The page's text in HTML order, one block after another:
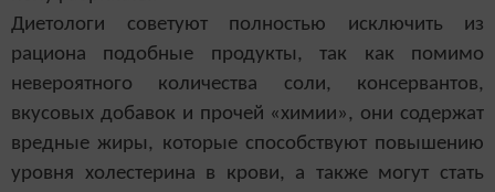
Диетологи советуют полностью исключить из
рациона подобные продукты, так как помимо
невероятного количества соли, консервантов,
вкусовых добавок и прочей «химии», они содержат
вредные жиры, которые способствуют повышению
уровня холестерина в крови, а также могут стать